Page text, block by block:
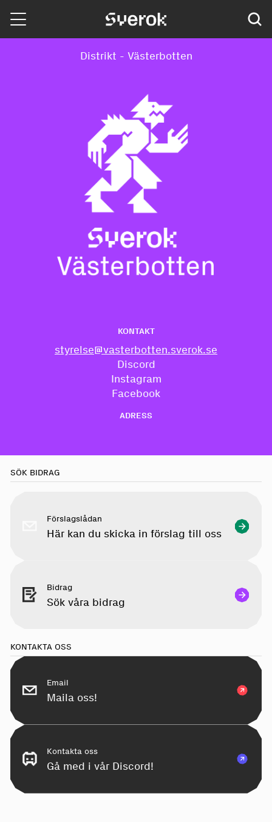
Sverok
Distrikt - Västerbotten
KONTAKT
styrelse@vasterbotten.sverok.se
Discord
Instagram
Facebook
ADRESS
SÖK BIDRAG
Förslagslådan
Här kan du skicka in förslag till oss
Bidrag
Sök våra bidrag
KONTAKTA OSS
Email
Maila oss!
Kontakta oss
Gå med i vår Discord!